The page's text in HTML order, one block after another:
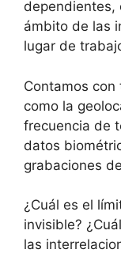
dependientes,
ámbito de las
lugar de
Contamos
como la
frecuencia de
datos
grabaciones
¿Cuál es el
invisible?
las